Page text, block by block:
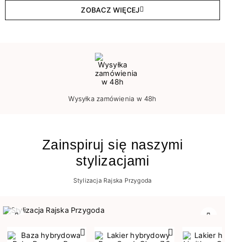
ZOBACZ WIĘCEJ
Wysyłka zamówienia w 48h
Zainspiruj się naszymi
stylizacjami
Stylizacja Rajska Przygoda